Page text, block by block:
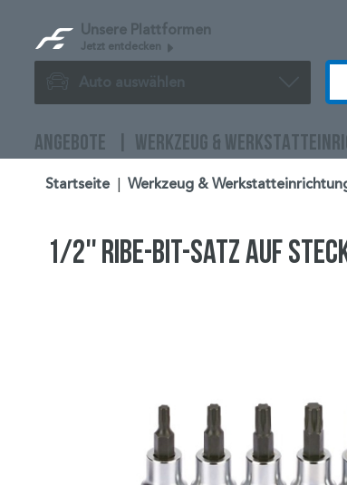
Unsere Plattformen
Jetzt entdecken
Auto auswählen
ANGEBOTE WERKZEUG &
Startseite Werkzeug &
1/2'' Ribe-Bit-Satz auf